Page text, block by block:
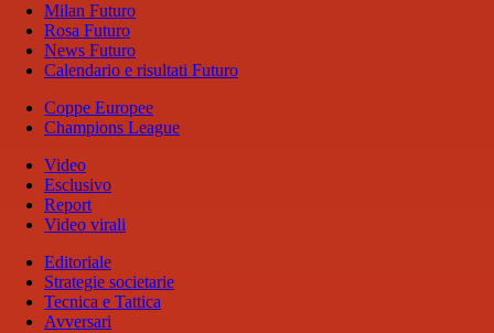
Milan Futuro
Rosa Futuro
News Futuro
Calendario e risultati Futuro
Coppe Europee
Champions League
Video
Esclusivo
Report
Video virali
Editoriale
Strategie societarie
Tecnica e Tattica
Avversari